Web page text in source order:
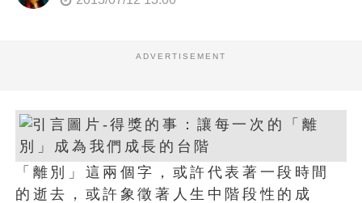
ADVERTISEMENT
「離別」這兩個字，或許代表著一段時間
的逝去，或許象徵著人生中階段性的成